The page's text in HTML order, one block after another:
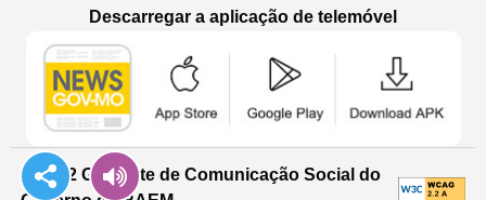
Descarregar a aplicação de telemóvel
© 2022 Gabinete de Comunicação Social do